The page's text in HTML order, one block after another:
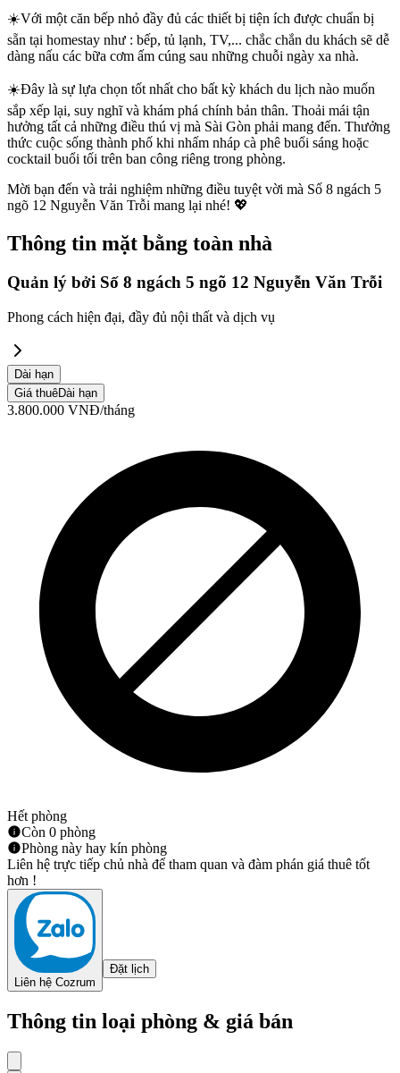
☀️Với một căn bếp nhỏ đầy đủ các thiết bị tiện ích được chuẩn bị
sẵn tại homestay như : bếp, tủ lạnh, TV,... chắc chắn du khách sẽ dễ
dàng nấu các bữa cơm ấm cúng sau những chuỗi ngày xa nhà.
☀️Đây là sự lựa chọn tốt nhất cho bất kỳ khách du lịch nào muốn
sắp xếp lại, suy nghĩ và khám phá chính bản thân. Thoải mái tận
hưởng tất cả những điều thú vị mà Sài Gòn phải mang đến. Thưởng
thức cuộc sống thành phố khi nhấm nháp cà phê buổi sáng hoặc
cocktail buổi tối trên ban công riêng trong phòng.
Mời bạn đến và trải nghiệm những điều tuyệt vời mà Số 8 ngách 5
ngõ 12 Nguyễn Văn Trỗi mang lại nhé! 💖
Thông tin mặt bằng toàn nhà
Quản lý bởi Số 8 ngách 5 ngõ 12 Nguyễn Văn Trỗi
Phong cách hiện đại, đầy đủ nội thất và dịch vụ
Dài hạn
Giá thuêDài hạn
3.800.000 VNĐ/tháng
Hết phòng
Còn 0 phòng
Phòng này hay kín phòng
Liên hệ trực tiếp chủ nhà để tham quan và đàm phán giá thuê tốt
hơn !
Liên hệ Cozrum
Đặt lịch
Thông tin loại phòng & giá bán